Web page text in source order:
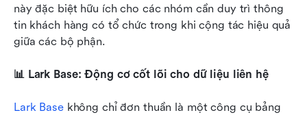
này đặc biệt hữu ích cho các nhóm cần duy trì thông
tin khách hàng có tổ chức trong khi cộng tác hiệu quả
giữa các bộ phận.
📊 Lark Base: Động cơ cốt lõi cho dữ liệu liên hệ
Lark Base không chỉ đơn thuần là một công cụ bảng